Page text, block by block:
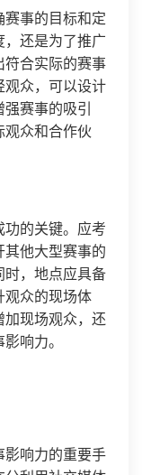
赛事的目标和定
，还是为了推广
符合实际的赛事
观众，可以设计
赛事的吸引
观众和合作伙
功的关键。应考
其他大型赛事的
时，地点应具备
观众的现场体
加现场观众，还
响力。
影响力的重要手